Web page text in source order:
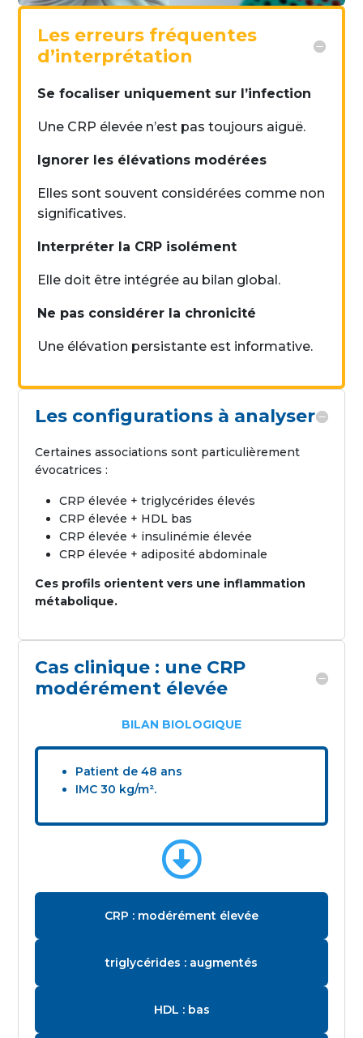
Les erreurs fréquentes
d’interprétation
Se focaliser uniquement sur l’infection
Une CRP élevée n’est pas toujours aiguë.
Ignorer les élévations modérées
Elles sont souvent considérées comme non
significatives.
Interpréter la CRP isolément
Elle doit être intégrée au bilan global.
Ne pas considérer la chronicité
Une élévation persistante est informative.
Les configurations à analyser
Certaines associations sont particulièrement
évocatrices :
CRP élevée + triglycérides élevés
CRP élevée + HDL bas
CRP élevée + insulinémie élevée
CRP élevée + adiposité abdominale
Ces profils orientent vers une inflammation
métabolique.
Cas clinique : une CRP
modérément élevée
BILAN BIOLOGIQUE
Patient de 48 ans
IMC 30 kg/m².

CRP : modérément élevée
triglycérides : augmentés
HDL : bas